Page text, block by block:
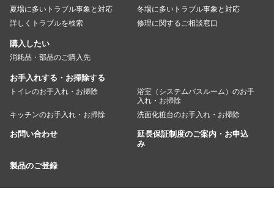
夏場に多いトラブル事象と対応
冬場に多いトラブル事象と対応
詳しくトラブルを検索
修理に関するご相談窓口
購入したい
消耗品・部品のご購入先
お手入れする・お掃除する
トイレのお手入れ・お掃除
浴室（システムバスルーム）のお手
入れ・お掃除
キッチンのお手入れ・お掃除
洗面化粧台のお手入れ・お掃除
お問い合わせ
延長保証制度のご案内・お申込
み
製品のご登録